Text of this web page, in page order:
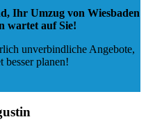
Ihr Umzug von Wiesbaden
wartet auf Sie!
unverbindliche Angebote,
besser planen!